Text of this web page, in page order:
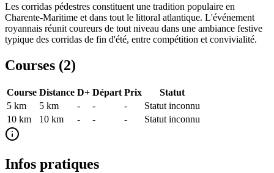
Les corridas pédestres constituent une tradition populaire en
Charente-Maritime et dans tout le littoral atlantique. L'événement
royannais réunit coureurs de tout niveau dans une ambiance festive
typique des corridas de fin d'été, entre compétition et convivialité.
Courses (2)
Course Distance D+ Départ Prix
Statut
5 km
5 km - - -
Statut inconnu
10 km
10 km - - - Statut inconnu
Infos pratiques